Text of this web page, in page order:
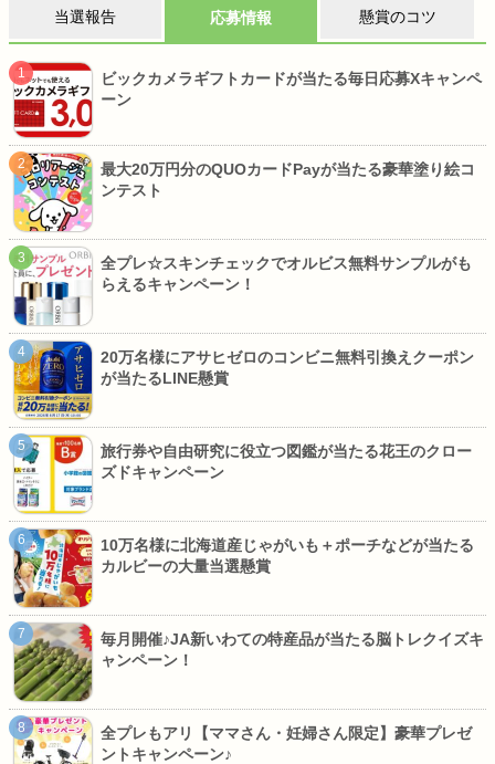
当選報告 応募情報 懸賞のコツ
ビックカメラギフトカードが当たる毎日応募Xキャンペ
ーン
最大20万円分のQUOカードPayが当たる豪華塗り絵コ
ンテスト
全プレ☆スキンチェックでオルビス無料サンプルがも
らえるキャンペーン！
20万名様にアサヒゼロのコンビニ無料引換えクーポン
が当たるLINE懸賞
旅行券や自由研究に役立つ図鑑が当たる花王のクロー
ズドキャンペーン
10万名様に北海道産じゃがいも＋ポーチなどが当たる
カルビーの大量当選懸賞
毎月開催♪JA新いわての特産品が当たる脳トレクイズキ
ャンペーン！
全プレもアリ【ママさん・妊婦さん限定】豪華プレゼ
ントキャンペーン♪